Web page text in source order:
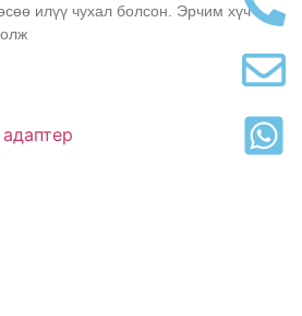
илүү чухал болсон. Эрчим хүч